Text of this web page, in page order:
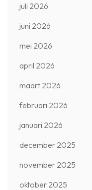
juli 2026
juni 2026
mei 2026
april 2026
maart 2026
februari 2026
januari 2026
december 2025
november 2025
oktober 2025